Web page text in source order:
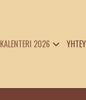
KALENTERI 2026